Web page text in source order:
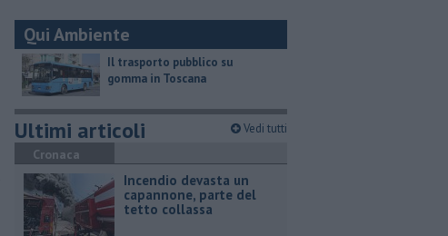
Qui Ambiente
​Il trasporto pubblico su
gomma in Toscana
Ultimi articoli Vedi tutti
Cronaca
Incendio devasta un
capannone, parte del
tetto collassa